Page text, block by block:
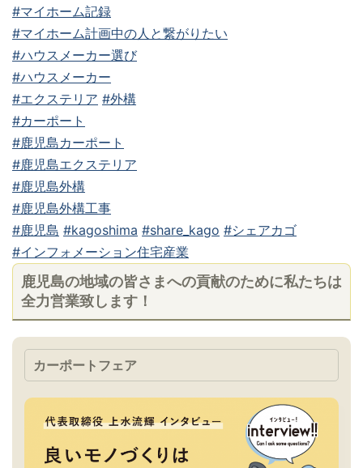
#マイホーム記録
#マイホーム計画中の人と繋がりたい
#ハウスメーカー選び
#ハウスメーカー
#エクステリア #外構
#カーポート
#鹿児島カーポート
#鹿児島エクステリア
#鹿児島外構
#鹿児島外構工事
#鹿児島 #kagoshima #share_kago #シェアカゴ
#インフォメーション住宅産業
鹿児島の地域の皆さまへの貢献のために私たちは
全力営業致します！
カーポートフェア